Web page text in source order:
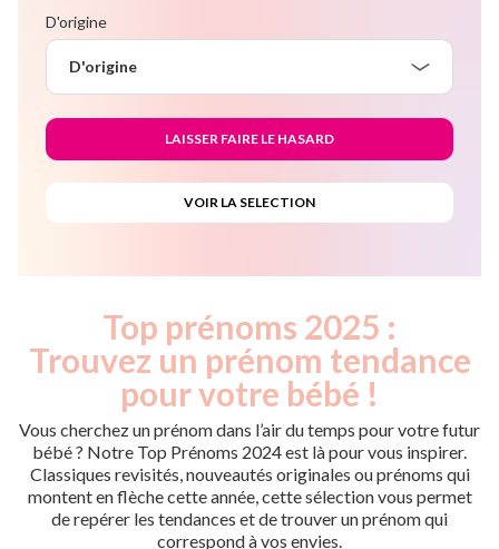
D'origine
D'origine
Top prénoms 2025 :
Trouvez un prénom tendance
pour votre bébé !
Vous cherchez un prénom dans l’air du temps pour votre futur
bébé ? Notre Top Prénoms 2024 est là pour vous inspirer.
Classiques revisités, nouveautés originales ou prénoms qui
montent en flèche cette année, cette sélection vous permet
de repérer les tendances et de trouver un prénom qui
correspond à vos envies.